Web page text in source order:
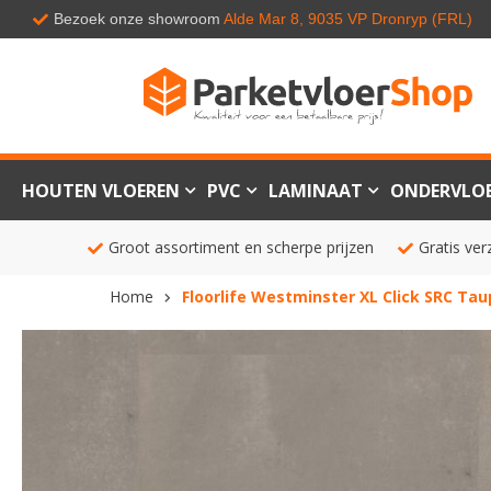
Bezoek onze showroom Alde Mar 8, 9035 VP Dronryp (FRL)
HOUTEN VLOEREN PVC LAMINAAT
Groot assortiment en scherpe prijzen Gratis
Home Floorlife Westminster XL Click SRC